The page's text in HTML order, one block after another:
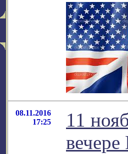
08.11.2016
17:25
11